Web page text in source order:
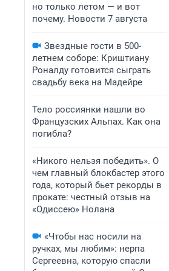
но только летом — и вот
почему. Новости 7 августа
Звездные гости в 500-
летнем соборе: Криштиану
Роналду готовится сыграть
свадьбу века на Мадейре
Тело россиянки нашли во
Французских Альпах. Как она
погибла?
«Никого нельзя победить». О
чем главный блокбастер этого
года, который бьет рекорды в
прокате: честный отзыв на
«Одиссею» Нолана
«Чтобы нас носили на
ручках, мы любим»: нерпа
Сергеевна, которую спасли